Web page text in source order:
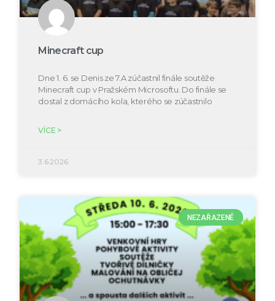
Minecraft cup
Dne 1. 6. se Denis ze 7.A zúčastnil finále soutěže
Minecraft cup v Pražském Microsoftu. Do finále se
dostal z domácího kola, kterého se zúčastnilo
VÍCE >
3.6.2026
NEZAŘAZENÉ